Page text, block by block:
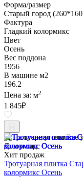
Форма/размер
Старый город
Фактура
Гладкий колормикс
Цвет
Осень
Вес поддона
1956
В машине м2
196.2
Цена за: м2
1 845₽
Наличие уточняйте
Дом и сад
Хит продаж
Тротуарная плитка
колормикс Осень